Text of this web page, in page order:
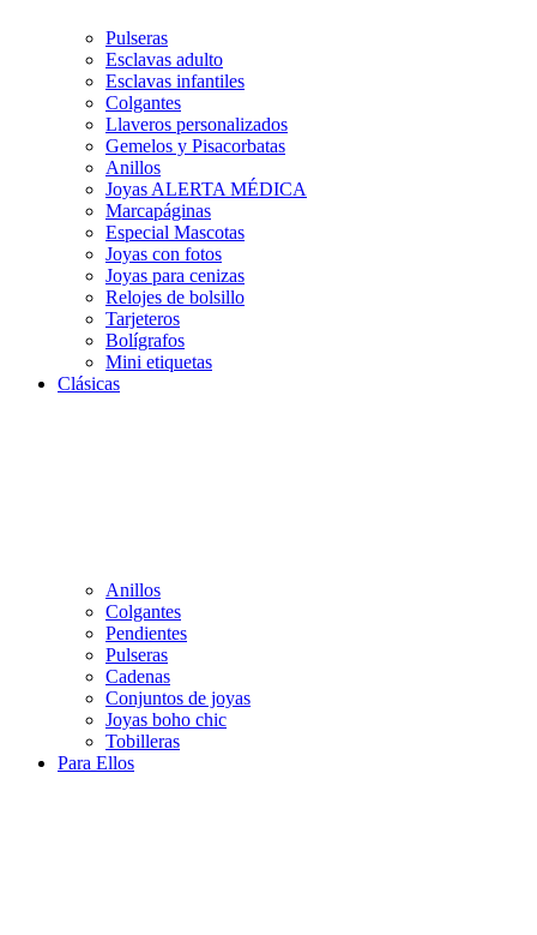
Pulseras
Esclavas adulto
Esclavas infantiles
Colgantes
Llaveros personalizados
Gemelos y Pisacorbatas
Anillos
Joyas ALERTA MÉDICA
Marcapáginas
Especial Mascotas
Joyas con fotos
Joyas para cenizas
Relojes de bolsillo
Tarjeteros
Bolígrafos
Mini etiquetas
Clásicas
Anillos
Colgantes
Pendientes
Pulseras
Cadenas
Conjuntos de joyas
Joyas boho chic
Tobilleras
Para Ellos